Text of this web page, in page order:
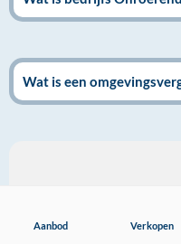
Wat is een
Aanbod
Aanbod Verkopen